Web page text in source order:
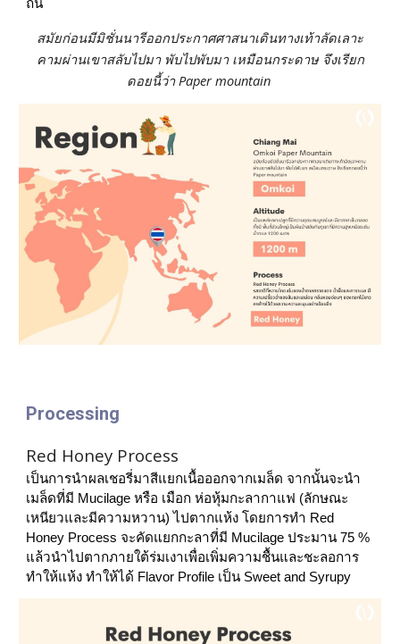
ถิ่น
สมัยก่อนมีมิชั่นนารีออกประกาศศาสนาเดินทางเท้าลัดเลาะ
คามผ่านเขาสลับไปมา พับไปพับมา เหมือนกระดาษ จึงเรียก
ดอยนี้ว่า Paper mountain
Processing
Red Honey Process
เป็นการนำผลเชอรี่มาสีแยกเนื้อออกจากเมล็ด จากนั้นจะนำ
เมล็ดที่มี Mucilage หรือ เมือก ห่อหุ้มกะลากาแฟ (ลักษณะ
เหนียวและมีความหวาน) ไปตากแห้ง โดยการทำ Red
Honey Process จะคัดแยกกะลาที่มี Mucilage ประมาน 75 %
แล้วนำไปตากภายใต้ร่มเงาเพื่อเพิ่มความชื้นและชะลอการ
ทำให้แห้ง ทำให้ได้ Flavor Profile เป็น Sweet and Syrupy